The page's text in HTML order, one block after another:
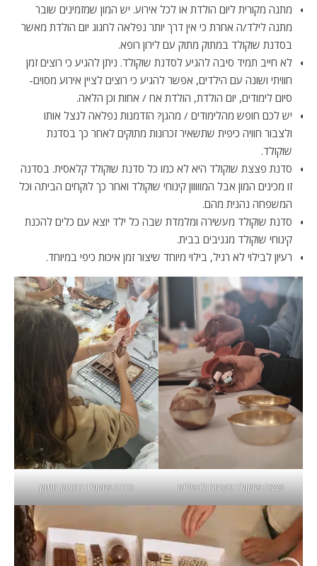
מתנה מקורית ליום הולדת או לכל אירוע. יש המון שמזמינים שובר
מתנה לילד/ה אחרת כי אין דרך יותר נפלאה לחגוג יום הולדת מאשר
בסדנת שוקולד במתוק מתוק עם לירון רופא.
לא חייב תמיד סיבה להגיע לסדנת שוקולד. ניתן להגיע כי רוצים זמן
חוויתי ושונה עם הילדים, אפשר להגיע כי רוצים לציין אירוע מסוים-
סיום לימודים, יום הולדת, הולדת אח / אחות וכן הלאה.
יש לכם חופש מהלימודים / מהגן? הזדמנות נפלאה לנצל אותו
ולצבור חוויה כיפית שתשאיר זכרונות מתוקים לאחר כך בסדנת
שוקולד.
סדנת פצצת שוקולד היא לא כמו כל סדנת שוקולד קלאסית. בסדנה
זו מכינים המון אבל המווווון קינוחי שוקולד ואחר כך לוקחים הביתה וכל
המשפחה נהנית מהם.
סדנת שוקולד מעשירה ומלמדת שבה כל ילד יוצא עם כלים להכנת
קינוחי שוקולד מגניבים בבית.
רעיון לבילוי לא רגיל, בילוי מיוחד שיצור זמן איכות כיפי במיוחד.
פצצת שוקולד טעימה להפליא סדנת שוקולד במתוק מתוק